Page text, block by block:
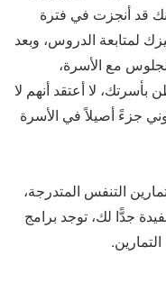
قد أنجزت في فترة
لمتابعة الدروس، وبعد
مع الأسرة،
لا أعتقد أنهم لا
جزءً أصيلاً في الأسرة
التنفس المتدرجة،
جدًّا لك، توجد برامج